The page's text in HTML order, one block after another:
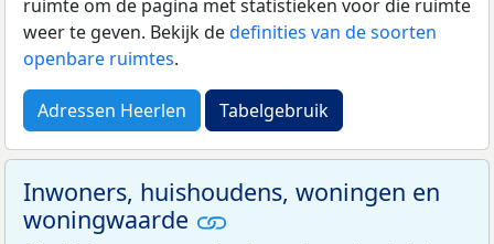
ruimte om de pagina met statistieken voor die ruimte
weer te geven. Bekijk dedefinities van de soorten
openbare ruimtes.
Adressen Heerlen Tabelgebruik
Inwoners, huishoudens, woningen en
woningwaarde